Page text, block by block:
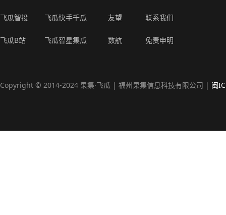
飞瓜智投 飞瓜快手
飞瓜B站 飞瓜智星
千瓜 友望
集瓜 数航
联系我们
免责申明
Copyright © 2014-2024 果集·飞瓜 | 福州果集信息科技有限公司 | 闽